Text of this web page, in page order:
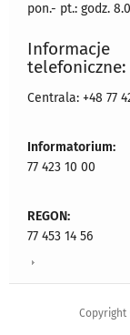
pon.- pt.: godz.
Informacje
telefoniczne:
Centrala: +48 77
Informatorium:
77 423 10 00
REGON:
77 453 14 56
Copyright